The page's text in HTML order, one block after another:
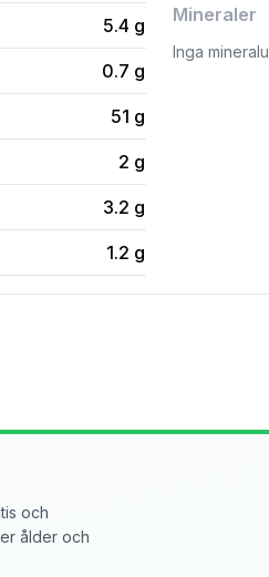
5.4 g
0.7 g
51 g
2 g
3.2 g
1.2 g
Mineraler
Inga
och
ålder och